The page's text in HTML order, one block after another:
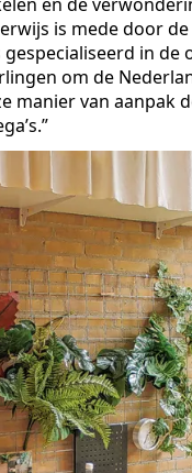
is mede door
in de
om de
manier van aanpak